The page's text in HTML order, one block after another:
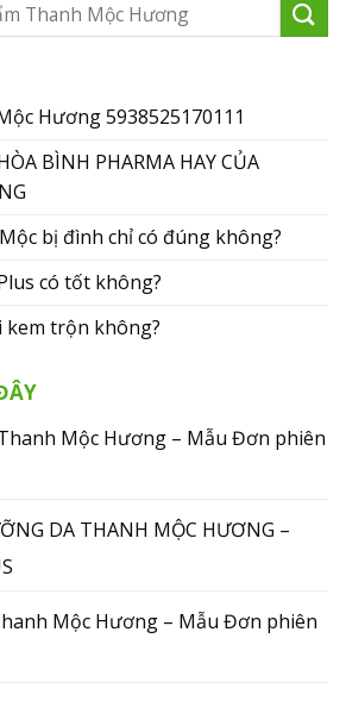
Hương 5938525170111
BÌNH PHARMA HAY CỦA
bị đình chỉ có đúng không?
có tốt không?
kem trộn không?
Mộc Hương – Mẫu Đơn phiên
DA THANH MỘC HƯƠNG –
Mộc Hương – Mẫu Đơn phiên